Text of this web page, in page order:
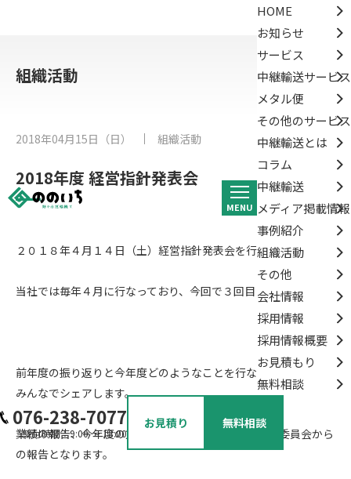
MENU
HOME
お知らせ
サービス
中継輸送サービス
メタル便
その他のサービス
中継輸送とは
コラム
中継輸送
メディア掲載情報
事例紹介
組織活動
その他
会社情報
採用情報
採用情報概要
お見積もり
無料相談
076-238-7077
受付時間：9:00 ～ 18:00
お見積り 無料相談
組織活動
2018年04月15日（日） 組織活動
2018年度 経営指針発表会
２０１８年４月１４日（土）経営指針発表会を行いました。
当社では毎年４月に行なっており、今回で３回目となります。
前年度の振り返りと今年度どのようなことを行なっていくのかを
みんなでシェアします。
業績の報告、今年度の方針・計画を発表した後は各委員会から
の報告となります。